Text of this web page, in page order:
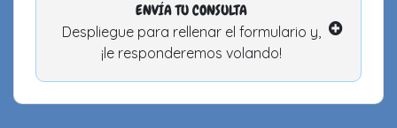
ENVÍA TU CONSULTA
Despliegue para rellenar el formulario y,
¡le responderemos volando!